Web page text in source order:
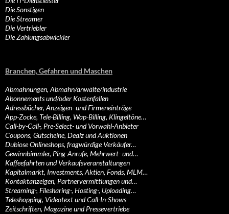
Die Sonstigen
Die Streamer
Die Vertriebler
Die Zahlungsabwickler
Branchen, Gefahren und Maschen
Abmahnungen, Abmahn/anwälte/industrie
Abonnements und/oder Kostenfallen
Adressbücher, Anzeigen- und Firmeneinträge
App-Zocke, Tele-Billing, Wap-Billing, Klingeltöne…
Call-by-Call-, Pre-Select- und Vorwahl-Anbieter
Coupons, Gutscheine, Dealz und Auktionen
Dubiose Onlineshops, fragwürdige Verkäufer…
Gewinnbimmler, Ping-Anrufe, Mehrwert- und…
Kaffeefahrten und Verkaufsveranstaltungen
Kapitalmarkt, Investments, Aktien, Fonds, MLM…
Kontaktanzeigen, Partnervermittlungen und…
Streaming-, Filesharing-, Hosting-, Uploading…
Teleshopping, Videotext und Call-In-Shows
Zeitschriften, Magazine und Pressevertriebe